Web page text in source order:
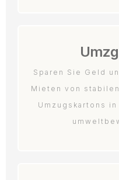
Sparen Sie Geld
Mieten von
Umzugskartons